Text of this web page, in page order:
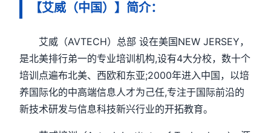
【艾威（中国）】简介：
艾威（AVTECH）总部 设在美国NEW JERSEY，
是北美排行弟一的专业培训机构,设有4大分校，数十个
培训点遍布北美、西欧和东亚;2000年进入中国，以培
养国际化的中高端信息人才为己任,专注于国际前沿的
新技术研发与信息科技新兴行业的开拓教育。